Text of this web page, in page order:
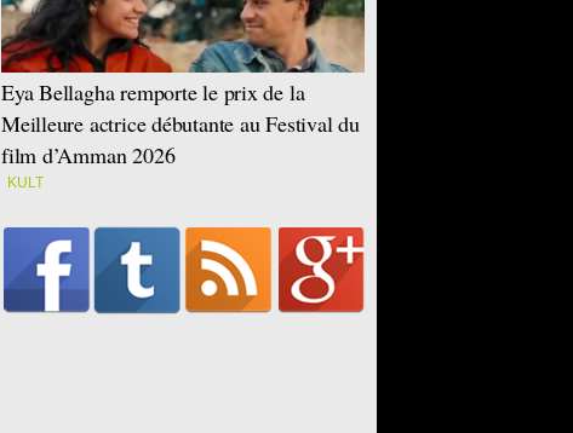
Eya Bellagha remporte le prix de la
Meilleure actrice débutante au Festival du
film d’Amman 2026
KULT